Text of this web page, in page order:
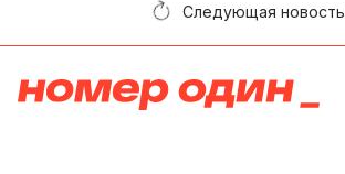
Следующая новость